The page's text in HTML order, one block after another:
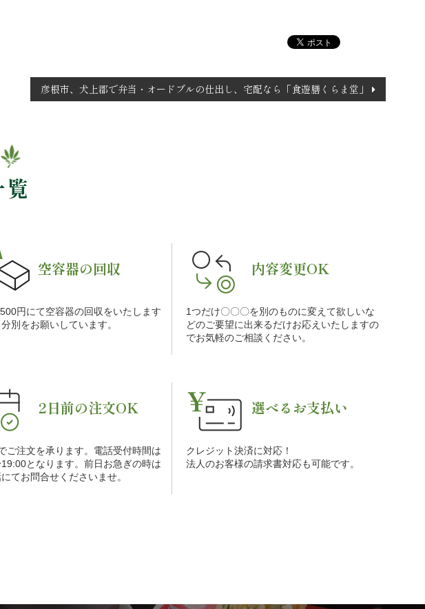
彦根市、犬上郡で弁当・オードブルの仕出し、宅配なら「食遊膳くらま堂」
空容器の回収
円にて空容器の回収をいたします
別をお願いしています。
内容変更OK
1つだけ〇〇〇を別のものに変えて欲しいな
どのご要望に出来るだけお応えいたしますの
でお気軽のご相談ください。
2日前の注文OK
ご注文を承ります。電話受付時間は
となります。前日お急ぎの時は
てお問合せくださいませ。
選べるお支払い
クレジット決済に対応！
法人のお客様の請求書対応も可能です。